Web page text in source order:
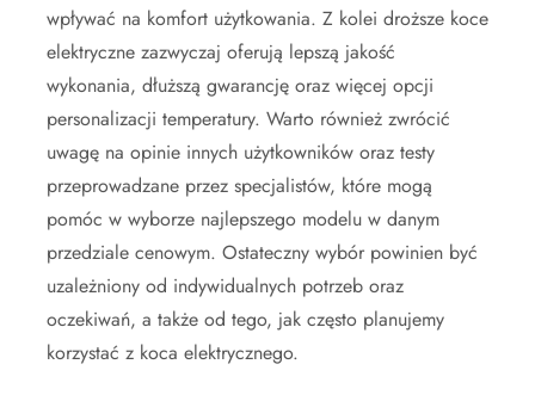
wpływać na komfort użytkowania. Z kolei droższe koce
elektryczne zazwyczaj oferują lepszą jakość
wykonania, dłuższą gwarancję oraz więcej opcji
personalizacji temperatury. Warto również zwrócić
uwagę na opinie innych użytkowników oraz testy
przeprowadzane przez specjalistów, które mogą
pomóc w wyborze najlepszego modelu w danym
przedziale cenowym. Ostateczny wybór powinien być
uzależniony od indywidualnych potrzeb oraz
oczekiwań, a także od tego, jak często planujemy
korzystać z koca elektrycznego.